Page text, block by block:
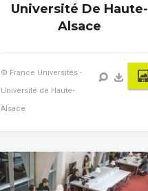
Université De Haute-
Alsace
© France Universités -
Université de Haute-
Alsace